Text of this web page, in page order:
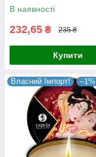
В наявності
232,65 ₴ 235 ₴
Купити
Власний Імпорт! –1%